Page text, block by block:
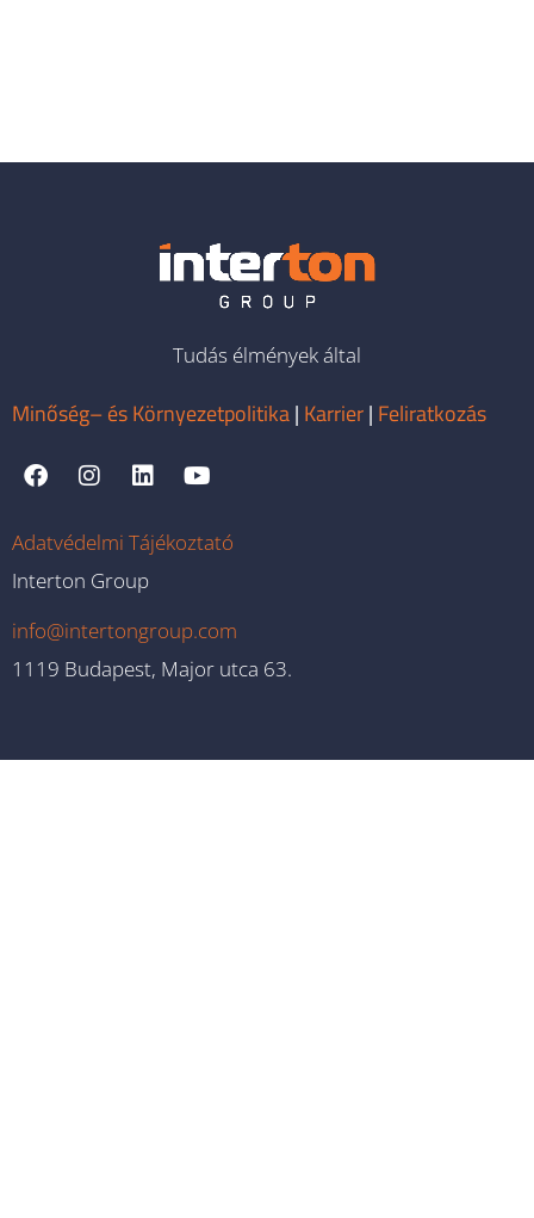
Tudás élmények által
Minőség– és Környezetpolitika| Karrier| Feliratkozás
Adatvédelmi Tájékoztató
Interton Group
info@intertongroup.com
1119 Budapest, Major utca 63.